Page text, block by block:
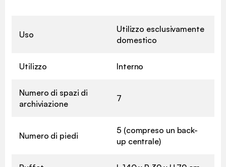
Uso
Utilizzo esclusivamente
domestico
Utilizzo Interno
Numero di spazi di
archiviazione
7
Numero di piedi
5 (compreso un back-
up centrale)